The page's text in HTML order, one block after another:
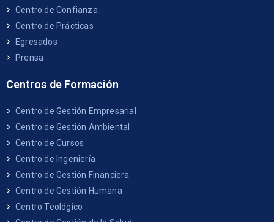
Centro de Confianza
Centro de Prácticas
Egresados
Prensa
Centros de Formación
Centro de Gestión Empresarial
Centro de Gestión Ambiental
Centro de Cursos
Centro de Ingeniería
Centro de Gestión Financiera
Centro de Gestión Humana
Centro Teológico